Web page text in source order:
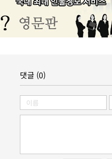
댓글 (0)